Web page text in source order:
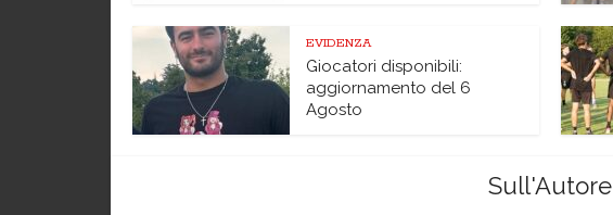
EVIDENZA
Giocatori disponibili:
aggiornamento del 6
Agosto
Sull'Autore